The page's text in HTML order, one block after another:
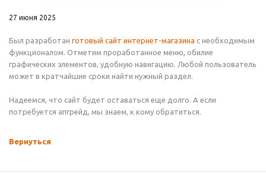
27 июня 2025
Был разработан готовый сайт интернет-магазина с необходимым
функционалом. Отметим проработанное меню, обилие
графических элементов, удобную навигацию. Любой пользователь
может в кратчайшие сроки найти нужный раздел.
Надеемся, что сайт будет оставаться еще долго. А если
потребуется апгрейд, мы знаем, к кому обратиться.
Вернуться